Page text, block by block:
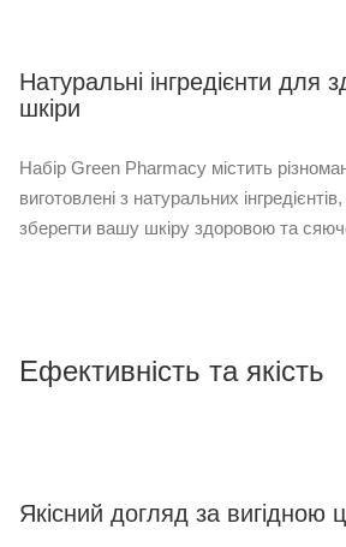
Натуральні інгредієнти для
шкіри
Набір Green Pharmacy містить
виготовлені з натуральних
зберегти вашу шкіру здоровою та
Ефективність та якість
Якісний догляд за вигідною